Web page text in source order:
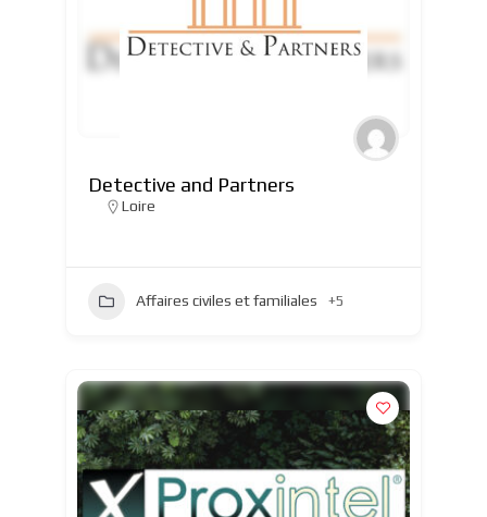
Detective and Partners
Loire
Affaires civiles et familiales +5